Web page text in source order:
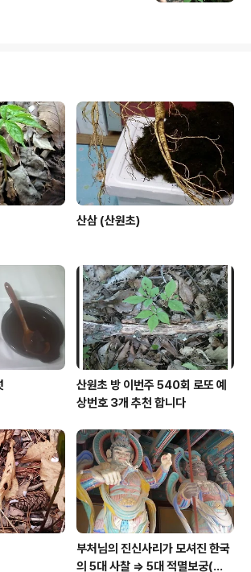
산삼 (산원초)
산원초 방 이번주 540회 로또 예
상번호 3개 추천 합니다
부처님의 진신사리가 모셔진 한국
의 5대 사찰 => 5대 적멸보궁(寂